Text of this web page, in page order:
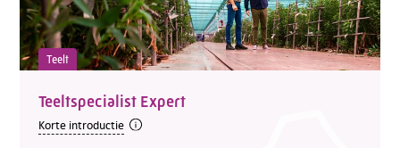
Teelt
Teeltspecialist Expert
Korte introductie